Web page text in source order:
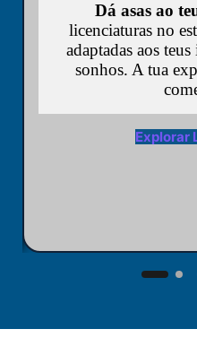
Dá asas ao
licenciaturas no
adaptadas aos
sonhos. A tua
Explorar